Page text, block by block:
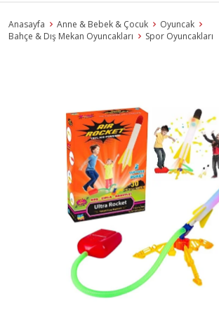
Anasayfa Anne & Bebek & Çocuk
Oyuncak
Bahçe & Dış Mekan Oyuncakları
Spor Oyuncakları